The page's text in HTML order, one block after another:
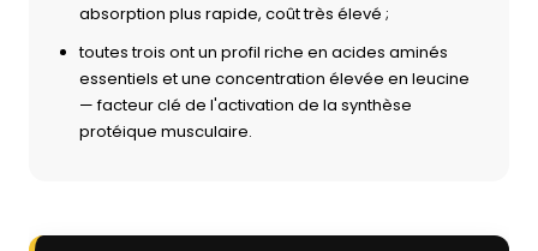
absorption plus rapide, coût très élevé ;
toutes trois ont un profil riche en acides aminés
essentiels et une concentration élevée en leucine
— facteur clé de l'activation de la synthèse
protéique musculaire.